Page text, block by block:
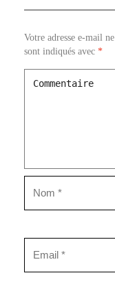
Votre adresse e-mail
sont indiqués avec *